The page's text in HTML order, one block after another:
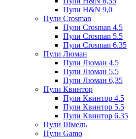
Пули H&N 9,0
Пули Crosman
Пули Crosman 4.5
Пули Crosman 5.5
Пули Crosman 6.35
Пули Люман
Пули Люман 4.5
Пули Люман 5.5
Пули Люман 6,35
Пули Квинтор
Пули Квинтор 4.5
Пули Квинтор 5.5
Пули Квинтор 6.35
Пули Шмель
Пули Gamo